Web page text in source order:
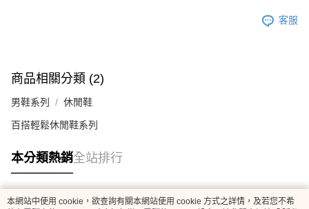
客服
商品相關分類 (2)
男鞋系列 休閒鞋
百搭輕鬆休閒鞋系列
本分類熱銷全站排行
本網站中使用 cookie，欲查詢有關本網站使用 cookie 方式之詳情，及若您不希